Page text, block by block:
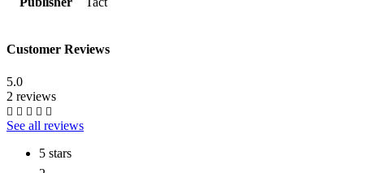
Customer Reviews
5.0
2 reviews
See all reviews
5 stars